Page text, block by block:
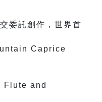
委託創作，世界首
Caprice
Flute and